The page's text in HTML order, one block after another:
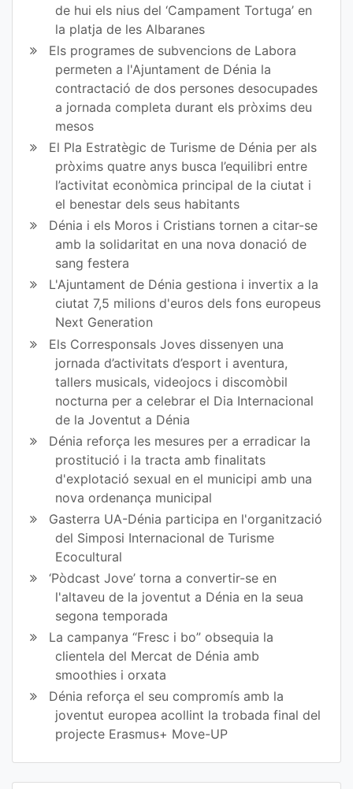
de hui els nius del ‘Campament Tortuga’ en
la platja de les Albaranes
Els programes de subvencions de Labora
permeten a l'Ajuntament de Dénia la
contractació de dos persones desocupades
a jornada completa durant els pròxims deu
mesos
El Pla Estratègic de Turisme de Dénia per als
pròxims quatre anys busca l’equilibri entre
l’activitat econòmica principal de la ciutat i
el benestar dels seus habitants
Dénia i els Moros i Cristians tornen a citar-se
amb la solidaritat en una nova donació de
sang festera
L'Ajuntament de Dénia gestiona i invertix a la
ciutat 7,5 milions d'euros dels fons europeus
Next Generation
Els Corresponsals Joves dissenyen una
jornada d’activitats d’esport i aventura,
tallers musicals, videojocs i discomòbil
nocturna per a celebrar el Dia Internacional
de la Joventut a Dénia
Dénia reforça les mesures per a erradicar la
prostitució i la tracta amb finalitats
d'explotació sexual en el municipi amb una
nova ordenança municipal
Gasterra UA-Dénia participa en l'organització
del Simposi Internacional de Turisme
Ecocultural
‘Pòdcast Jove’ torna a convertir-se en
l'altaveu de la joventut a Dénia en la seua
segona temporada
La campanya “Fresc i bo” obsequia la
clientela del Mercat de Dénia amb
smoothies i orxata
Dénia reforça el seu compromís amb la
joventut europea acollint la trobada final del
projecte Erasmus+ Move-UP